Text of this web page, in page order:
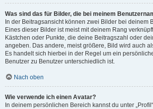
Was sind das für Bilder, die bei meinem
In der Beitragsansicht können zwei Bilder bei deinem
Eines dieser Bilder ist meist mit deinem Rang
Kästchen oder Punkte, die deine Beitragszahl oder
angeben. Das andere, meist größere, Bild wird auch
Es handelt sich hierbei in der Regel um ein
Benutzer zu Benutzer unterschiedlich ist.
Nach oben
Wie verwende ich einen Avatar?
In deinem persönlichen Bereich kannst du unter